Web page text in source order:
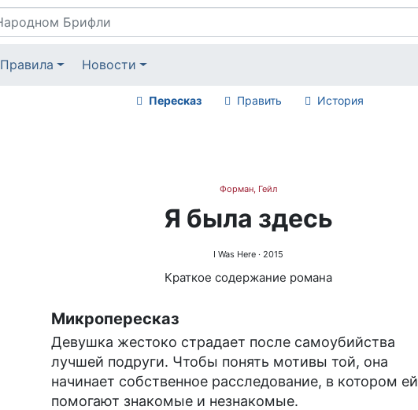
Правила Новости
Пересказ Править История
Форман, Гейл
Я была здесь
I Was Here· 2015
Краткое содержание романа
Микропересказ
Девушка жестоко страдает после самоубийства
лучшей подруги. Чтобы понять мотивы той, она
начинает собственное расследование, в котором ей
помогают знакомые и незнакомые.